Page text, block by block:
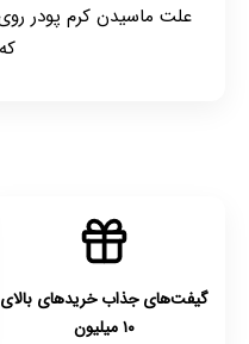
علت ماسیدن کرم پودر
گیفت‌های جذاب خریدهای بالای
۱۰ میلیون